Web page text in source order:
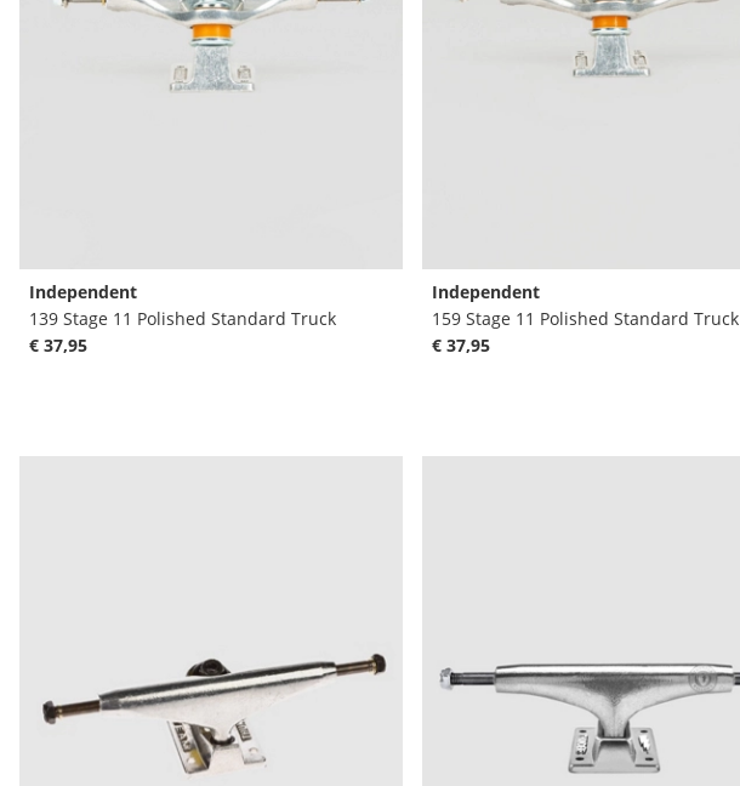
Independent
139 Stage 11 Polished Standard Truck
€ 37,95
Independent
159 Stage 11 Polished Standard Truck
€ 37,95